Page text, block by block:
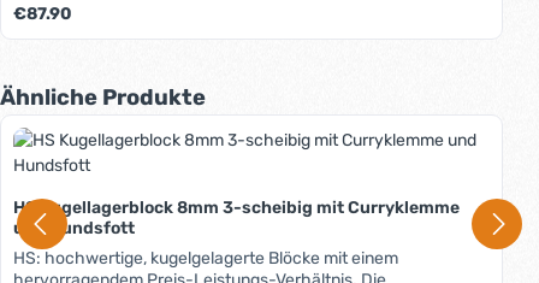
Seitliche Verstärkungslaschen sorgen für hohe Belastbarkeit.
Alle Metallteile sind aus rost- und säurebeständigem
Streckerleinen
Regulärer Preis:
€87.90
Produktgalerie überspringen
Ähnliche Produkte
HS Kugellagerblock 8mm 3-scheibig mit Curryklemme
und Hundsfott
HS: hochwertige, kugelgelagerte Blöcke mit einem